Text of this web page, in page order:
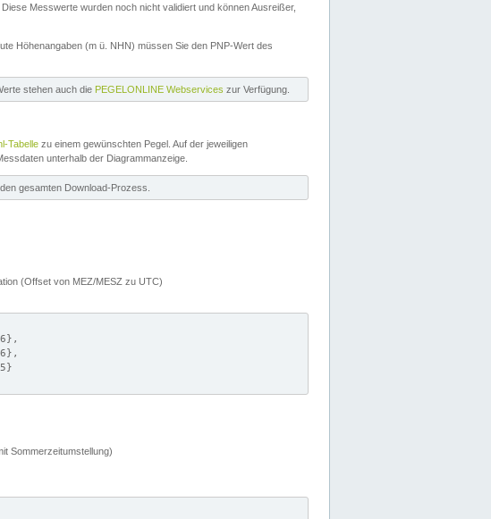
. Diese Messwerte wurden noch nicht validiert und können Ausreißer,
Höhenangaben (m ü. NHN) müssen Sie den PNP-Wert des
stehen auch die PEGELONLINE Webservices zur Verfügung.
Tabelle zu einem gewünschten Pegel. Auf der jeweiligen
unterhalb der Diagrammanzeige.
gesamten Download-Prozess.
(Offset von MEZ/MESZ zu UTC)
Sommerzeitumstellung)